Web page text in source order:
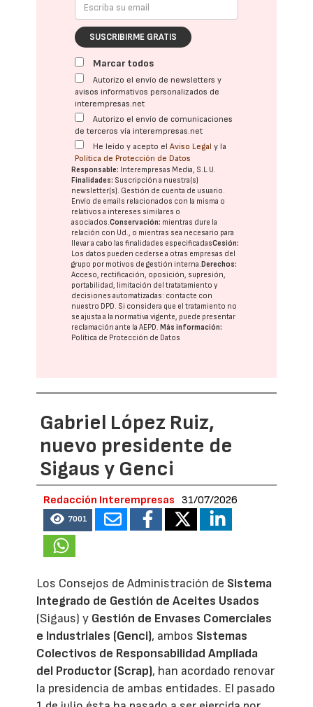
SUSCRIBIRME GRATIS
Marcar todos
Autorizo el envío de newsletters y
avisos informativos personalizados de
interempresas.net
Autorizo el envío de comunicaciones
de terceros vía interempresas.net
He leído y acepto elAviso Legal y la
Política de Protección de Datos
Responsable: Interempresas Media, S.L.U.
Finalidades: Suscripción a nuestra(s)
newsletter(s). Gestión de cuenta de usuario.
Envío de emails relacionados con la misma o
relativos a intereses similares o
asociados.Conservación: mientras dure la
relación con Ud., o mientras sea necesario para
llevar a cabo las finalidades especificadasCesión:
Los datos pueden cederse a otras empresas del
grupo por motivos de gestión interna.Derechos:
Acceso, rectificación, oposición, supresión,
portabilidad, limitación del tratatamiento y
decisiones automatizadas: contacte con
nuestro DPD. Si considera que el tratamiento no
se ajusta a la normativa vigente, puede presentar
reclamación ante laAEPD.Más información:
Política de Protección de Datos
Gabriel López Ruiz,
nuevo presidente de
Sigaus y Genci
Redacción Interempresas 31/07/2026
7001
Los Consejos de Administración de Sistema
Integrado de Gestión de Aceites Usados
(Sigaus) y Gestión de Envases Comerciales
e Industriales (Genci), ambos Sistemas
Colectivos de Responsabilidad Ampliada
del Productor (Scrap), han acordado renovar
la presidencia de ambas entidades. El pasado